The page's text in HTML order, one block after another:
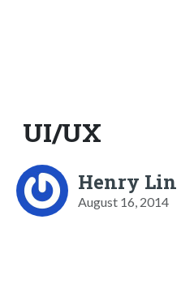
UI/UX
Henry Lin
August 16, 2014